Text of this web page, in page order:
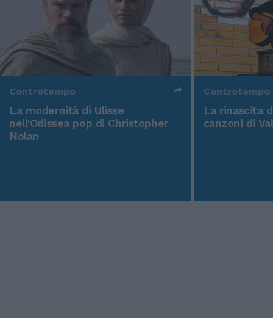
Controtempo
La modernità di Ulisse
nell'Odissea pop di Christopher
Nolan
Controtempo
La rinascita
canzoni di